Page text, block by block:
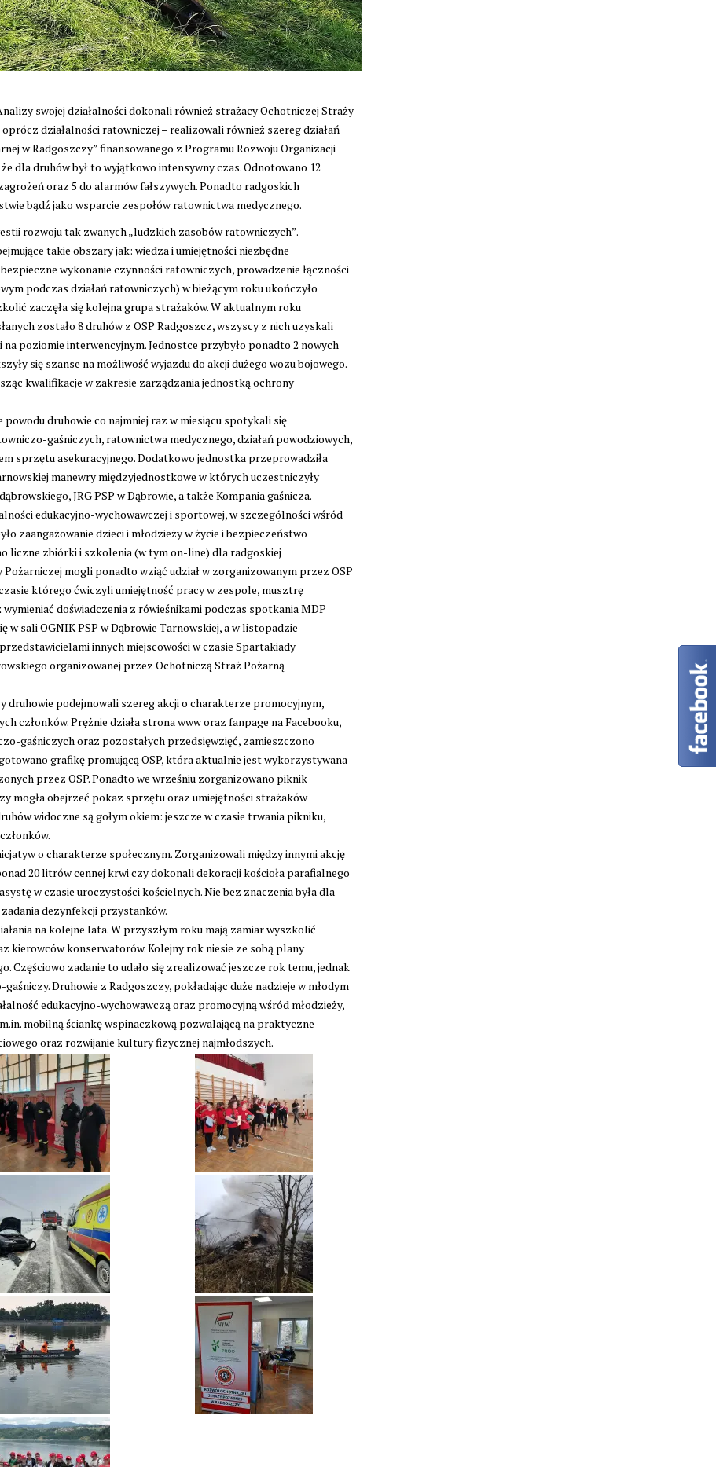
swojej działalności dokonali również strażacy Ochotniczej Straży
działalności ratowniczej – realizowali również szereg działań
w Radgoszczy” finansowanego z Programu Rozwoju Organizacji
dla druhów był to wyjątkowo intensywny czas. Odnotowano 12
oraz 5 do alarmów fałszywych. Ponadto radgoskich
bądź jako wsparcie zespołów ratownictwa medycznego.
rozwoju tak zwanych „ludzkich zasobów ratowniczych”.
takie obszary jak: wiedza i umiejętności niezbędne
wykonanie czynności ratowniczych, prowadzenie łączności
podczas działań ratowniczych) w bieżącym roku ukończyło
zaczęła się kolejna grupa strażaków. W aktualnym roku
zostało 8 druhów z OSP Radgoszcz, wszyscy z nich uzyskali
poziomie interwencyjnym. Jednostce przybyło ponadto 2 nowych
się szanse na możliwość wyjazdu do akcji dużego wozu bojowego.
kwalifikacje w zakresie zarządzania jednostką ochrony
druhowie co najmniej raz w miesiącu spotykali się
gaśniczych, ratownictwa medycznego, działań powodziowych,
sprzętu asekuracyjnego. Dodatkowo jednostka przeprowadziła
manewry międzyjednostkowe w których uczestniczyły
JRG PSP w Dąbrowie, a także Kompania gaśnicza.
edukacyjno-wychowawczej i sportowej, w szczególności wśród
zaangażowanie dzieci i młodzieży w życie i bezpieczeństwo
liczne zbiórki i szkolenia (w tym on-line) dla radgoskiej
Pożarniczej mogli ponadto wziąć udział w zorganizowanym przez OSP
którego ćwiczyli umiejętność pracy w zespole, musztrę
doświadczenia z rówieśnikami podczas spotkania MDP
sali OGNIK PSP w Dąbrowie Tarnowskiej, a w listopadzie
innych miejscowości w czasie Spartakiady
organizowanej przez Ochotniczą Straż Pożarną
druhowie podejmowali szereg akcji o charakterze promocyjnym,
członków. Prężnie działa strona www oraz fanpage na Facebooku,
gaśniczych oraz pozostałych przedsięwzięć, zamieszczono
grafikę promującą OSP, która aktualnie jest wykorzystywana
przez OSP. Ponadto we wrześniu zorganizowano piknik
mogła obejrzeć pokaz sprzętu oraz umiejętności strażaków
widoczne są gołym okiem: jeszcze w czasie trwania pikniku,
o charakterze społecznym. Zorganizowali między innymi akcję
20 litrów cennej krwi czy dokonali dekoracji kościoła parafialnego
w czasie uroczystości kościelnych. Nie bez znaczenia była dla
dezynfekcji przystanków.
na kolejne lata. W przyszłym roku mają zamiar wyszkolić
konserwatorów. Kolejny rok niesie ze sobą plany
Częściowo zadanie to udało się zrealizować jeszcze rok temu, jednak
Druhowie z Radgoszczy, pokładając duże nadzieje w młodym
edukacyjno-wychowawczą oraz promocyjną wśród młodzieży,
mobilną ściankę wspinaczkową pozwalającą na praktyczne
oraz rozwijanie kultury fizycznej najmłodszych.